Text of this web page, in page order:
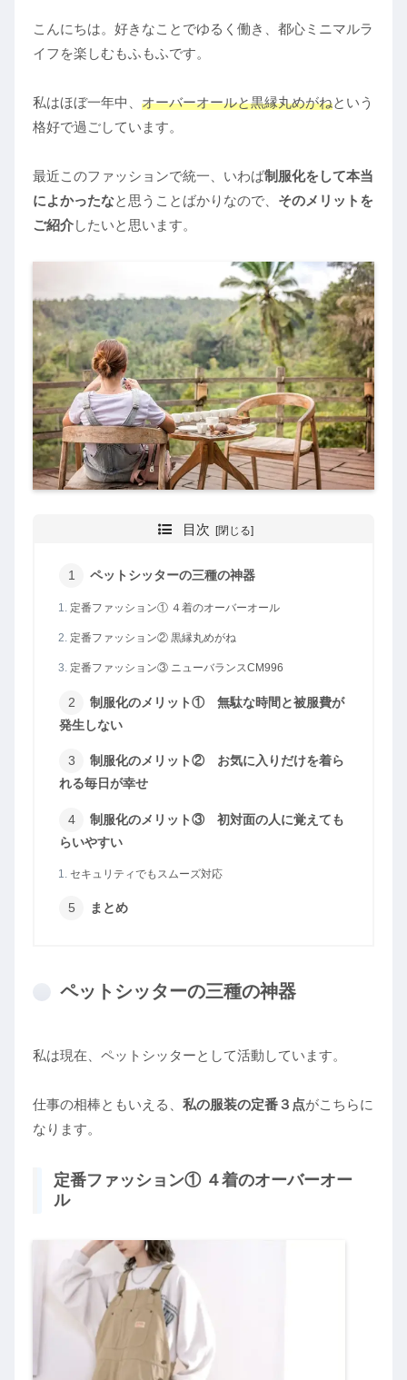
こんにちは。好きなことでゆるく働き、都心ミニマルラ
イフを楽しむもふもふです。
私はほぼ一年中、 オーバーオールと黒縁丸めがねという
格好で過ごしています。
最近このファッションで統一、いわば制服化をして本当
によかったなと思うことばかりなので、 そのメリットを
ご紹介したいと思います。
目次
ペットシッターの三種の神器
定番ファッション① ４着のオーバーオール
定番ファッション② 黒縁丸めがね
定番ファッション③ ニューバランスCM996
制服化のメリット① 無駄な時間と被服費が
発生しない
制服化のメリット② お気に入りだけを着ら
れる毎日が幸せ
制服化のメリット③ 初対面の人に覚えても
らいやすい
セキュリティでもスムーズ対応
まとめ
ペットシッターの三種の神器
私は現在、ペットシッターとして活動しています。
仕事の相棒ともいえる、 私の服装の定番３点がこちらに
なります。
定番ファッション① ４着のオーバーオー
ル